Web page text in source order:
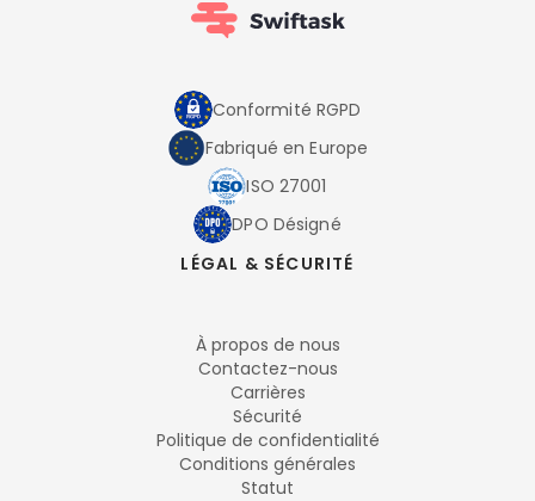
Conformité RGPD
Fabriqué en Europe
ISO 27001
DPO Désigné
LÉGAL & SÉCURITÉ
À propos de nous
Contactez-nous
Carrières
Sécurité
Politique de confidentialité
Conditions générales
Statut